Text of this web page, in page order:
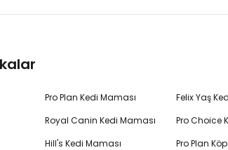
Pro Plan Kedi Maması
Royal Canin Kedi Maması
Hill's Kedi Maması
Felix Yaş
Pro Choice
Pro Plan